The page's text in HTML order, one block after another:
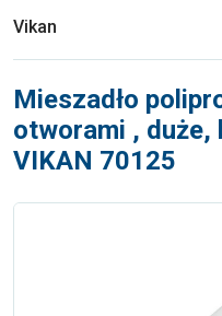
Vikan
Mieszadło
otworami , duże,
VIKAN 70125